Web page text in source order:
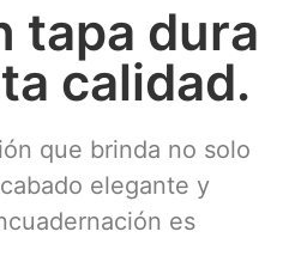
tapa dura
calidad.
que brinda no solo
elegante y
es